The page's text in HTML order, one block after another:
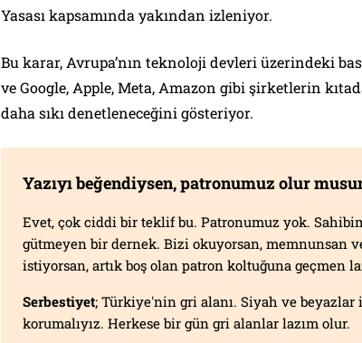
Yasası kapsamında yakından izleniyor.
Bu karar, Avrupa’nın teknoloji devleri üzerindeki
ve Google, Apple, Meta, Amazon gibi şirketlerin
daha sıkı denetleneceğini gösteriyor.
Yazıyı beğendiysen, patronumuz olur
Evet, çok ciddi bir teklif bu. Patronumuz yok.
gütmeyen bir dernek. Bizi okuyorsan, memnunsan
istiyorsan, artık boş olan patron koltuğuna geçmen
Serbestiyet; Türkiye'nin gri alanı. Siyah ve beyazlar
korumalıyız. Herkese bir gün gri alanlar lazım olur.